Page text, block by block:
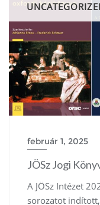
február 1, 2025
JÖSz Jogi
A JÖSz Intézet
sorozatot